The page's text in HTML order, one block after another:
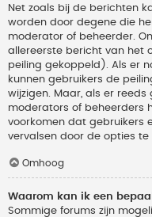
Net zoals bij de berichten
worden door degene die
moderator of beheerder.
allereerste bericht van het
peiling gekoppeld). Als er
kunnen gebruikers de
wijzigen. Maar, als er
moderators of beheerders
voorkomen dat gebruikers
vervalsen door de opties te
Omhoog
Waarom kan ik een
Sommige forums zijn